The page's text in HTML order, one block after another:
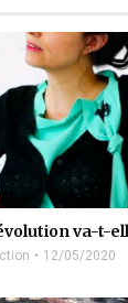
va-t-
12/05/2020